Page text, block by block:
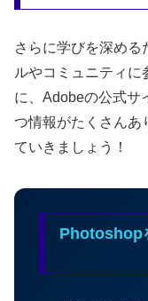
さらに学びを深める
ルやコミュニティ
に、Adobeの公式サ
つ情報がたくさんあ
ていきましょう！
Photoshop